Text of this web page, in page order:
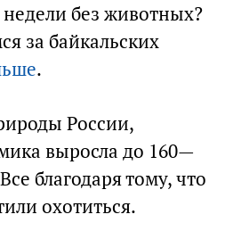
без животных?
за байкальских
.
России,
выросла до 160—
благодаря тому, что
охотиться.